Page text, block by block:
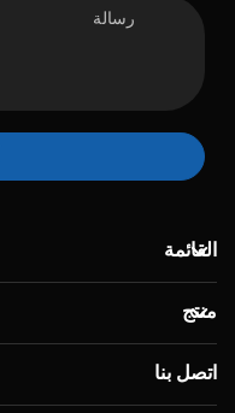
القائمة
منتج
اتصل بنا